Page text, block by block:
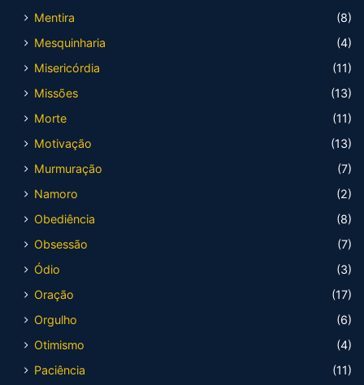
Mentira
(8)
Mesquinharia
(4)
Misericórdia
(11)
Missões
(13)
Morte
(11)
Motivação
(13)
Murmuração
(7)
Namoro
(2)
Obediência
(8)
Obsessão
(7)
Ódio
(3)
Oração
(17)
Orgulho
(6)
Otimismo
(4)
Paciência
(11)